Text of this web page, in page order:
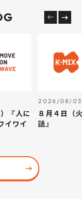
『人に
イワイ
2026/08/03
８月４日（
話』